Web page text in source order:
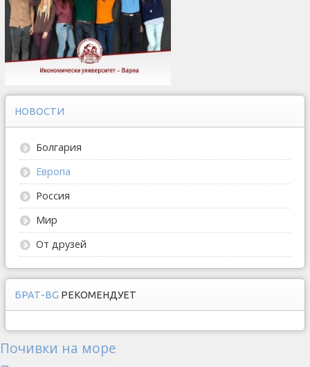
НОВОСТИ
Болгария
Европа
Россия
Мир
От друзей
БРАТ-BG РЕКОМЕНДУЕТ
Почивки на море